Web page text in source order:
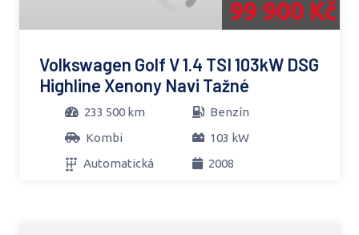
99 900 Kč
Volkswagen Golf V 1.4 TSI 103kW DSG
Highline Xenony Navi Tažné
233 500 km
Benzín
Kombi
103 kW
Automatická
2008